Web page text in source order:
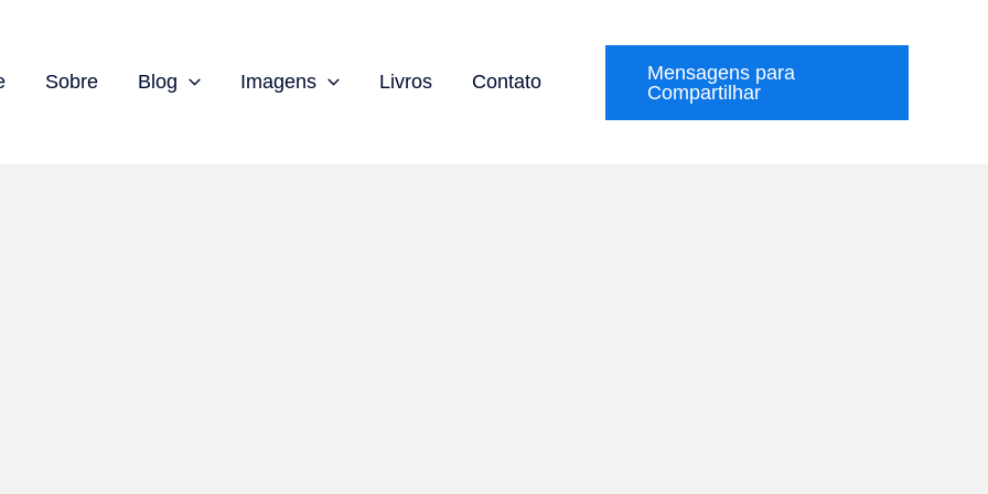
Sobre Blog Imagens Livros Contato
Mensagens para
Compartilhar